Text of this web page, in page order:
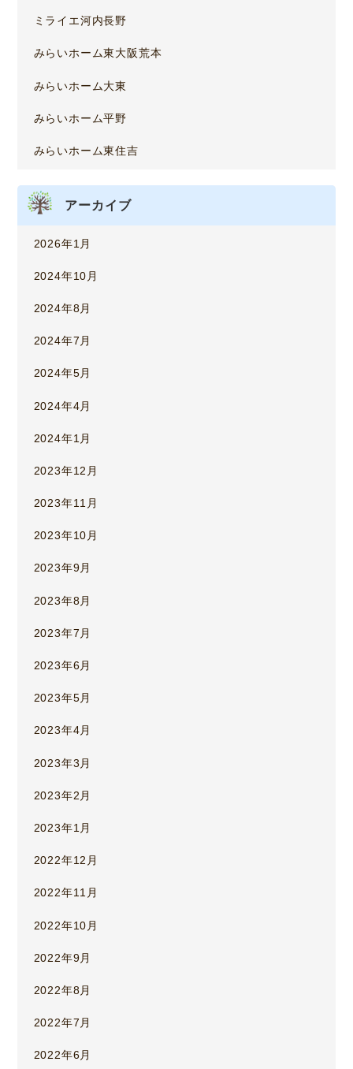
ミライエ河内長野
みらいホーム東大阪荒本
みらいホーム大東
みらいホーム平野
みらいホーム東住吉
アーカイブ
2026年1月
2024年10月
2024年8月
2024年7月
2024年5月
2024年4月
2024年1月
2023年12月
2023年11月
2023年10月
2023年9月
2023年8月
2023年7月
2023年6月
2023年5月
2023年4月
2023年3月
2023年2月
2023年1月
2022年12月
2022年11月
2022年10月
2022年9月
2022年8月
2022年7月
2022年6月